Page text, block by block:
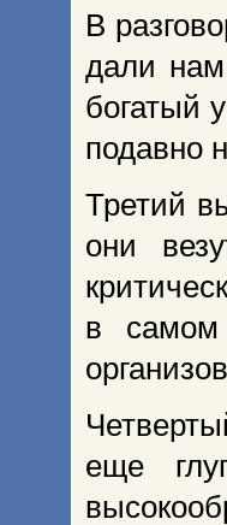
В
да­ли
богатый
подавно
Третий
они
в самом
еще